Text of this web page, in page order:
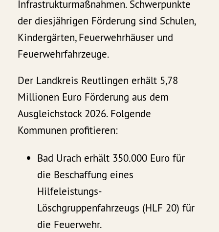
Infrastrukturmaßnahmen. Schwerpunkte
der diesjährigen Förderung sind Schulen,
Kindergärten, Feuerwehrhäuser und
Feuerwehrfahrzeuge.
Der Landkreis Reutlingen erhält 5,78
Millionen Euro Förderung aus dem
Ausgleichstock 2026. Folgende
Kommunen profitieren:
Bad Urach erhält 350.000 Euro für
die Beschaffung eines
Hilfeleistungs-
Löschgruppenfahrzeugs (HLF 20) für
die Feuerwehr.